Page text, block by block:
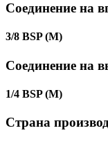
Соединение на
3/8 BSP (М)
Соединение на
1/4 BSP (М)
Страна